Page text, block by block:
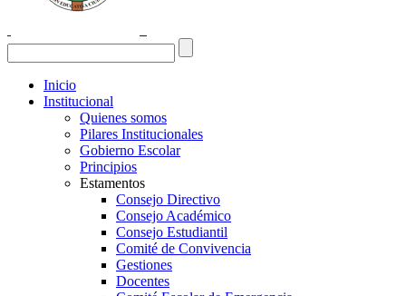
Inicio
Institucional
Quienes somos
Pilares Institucionales
Gobierno Escolar
Principios
Estamentos
Consejo Directivo
Consejo Académico
Consejo Estudiantil
Comité de Convivencia
Gestiones
Docentes